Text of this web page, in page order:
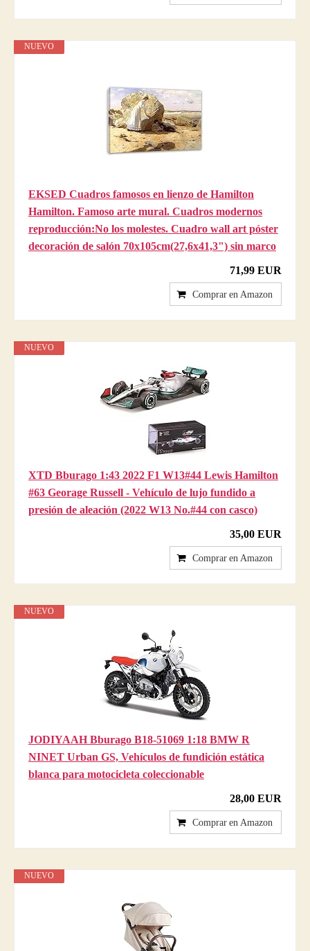
NUEVO
EKSED Cuadros famosos en lienzo de Hamilton
Hamilton. Famoso arte mural. Cuadros modernos
reproducción:No los molestes. Cuadro wall art póster
decoración de salón 70x105cm(27,6x41,3") sin marco
71,99 EUR
Comprar en Amazon
NUEVO
XTD Bburago 1:43 2022 F1 W13#44 Lewis Hamilton
#63 Georage Russell - Vehículo de lujo fundido a
presión de aleación (2022 W13 No.#44 con casco)
35,00 EUR
Comprar en Amazon
NUEVO
JODIYAAH Bburago B18-51069 1:18 BMW R
NINET Urban GS, Vehículos de fundición estática
blanca para motocicleta coleccionable
28,00 EUR
Comprar en Amazon
NUEVO